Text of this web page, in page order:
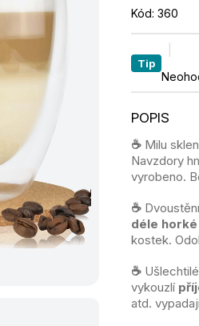
Kód: 360
Tip
je
z
5
☕️ Milu
Navzdory
vyrobeno.
☕️
déle
kostek.
☕️
vykouzlí
atd.